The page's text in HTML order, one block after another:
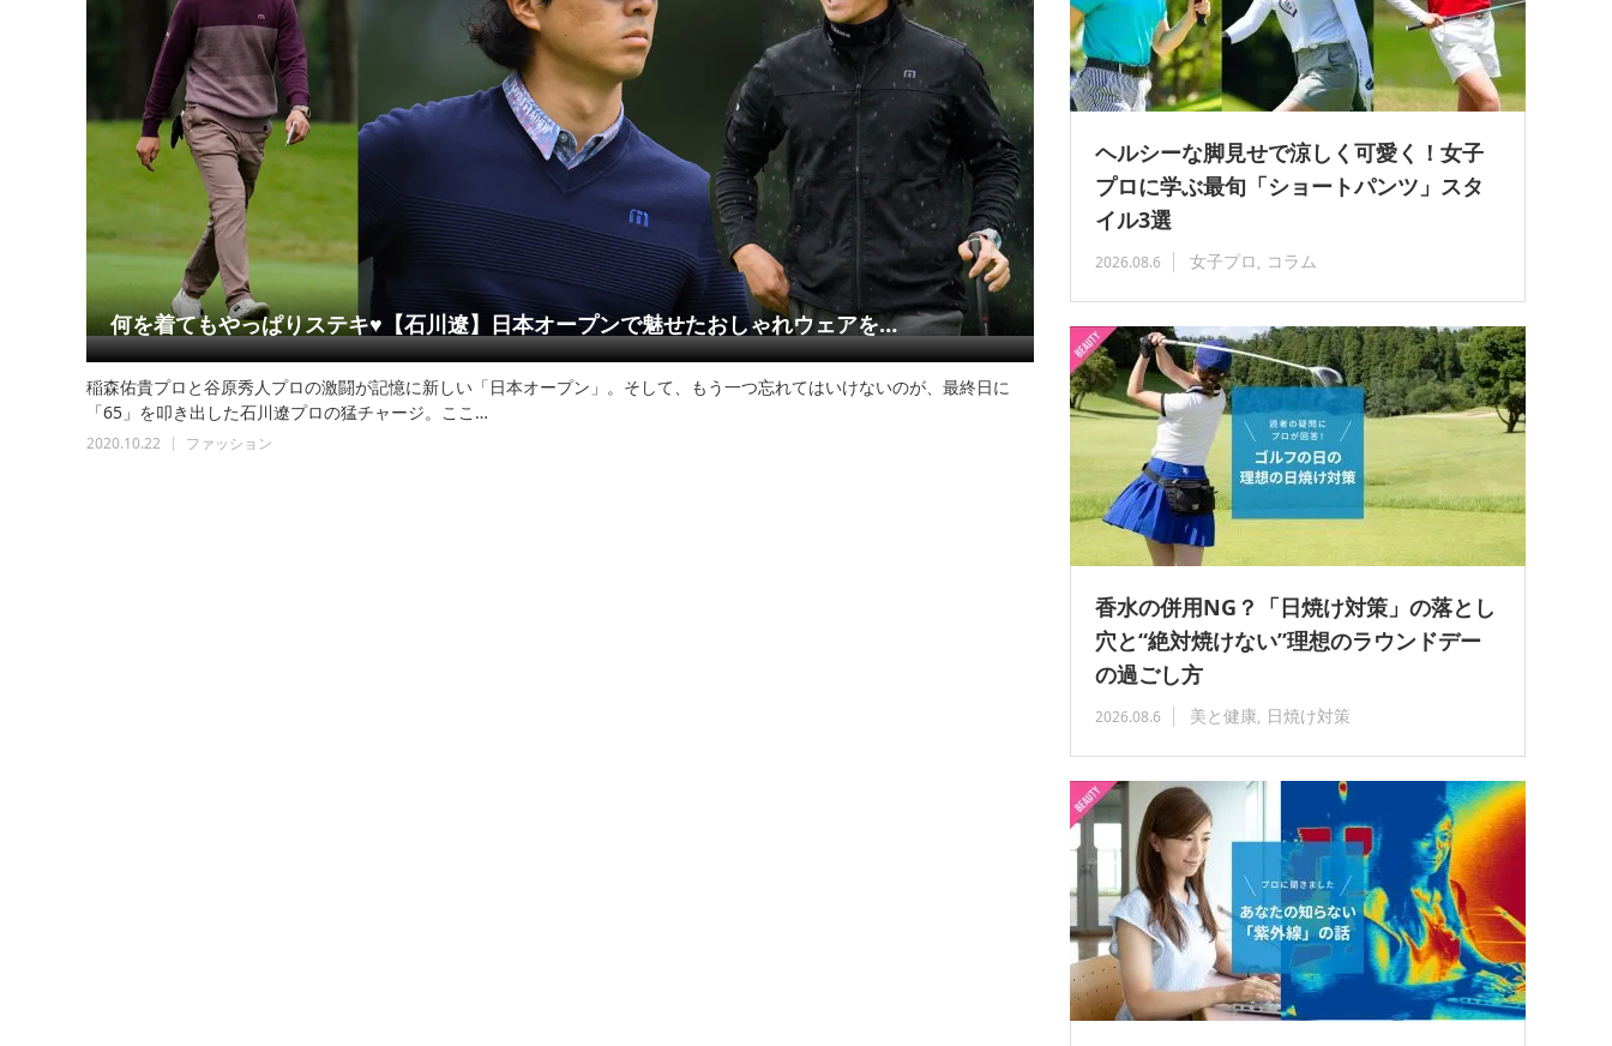
何を着てもやっぱりステキ♥【石川遼】日本オープンで魅せたおしゃれウェアを…
稲森佑貴プロと谷原秀人プロの激闘が記憶に新しい「日本オープン」。そして、もう一つ忘れてはいけないのが、最終日に
「65」を叩き出した石川遼プロの猛チャージ。ここ…
2020.10.22 ファッション
ヘルシーな脚見せで涼しく可愛く！女子
プロに学ぶ最旬「ショートパンツ」スタ
イル3選
2026.08.6 女子プロ コラム
香水の併用NG？「日焼け対策」の落とし
穴と“絶対焼けない”理想のラウンドデー
の過ごし方
2026.08.6 美と健康 日焼け対策